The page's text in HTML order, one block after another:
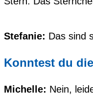
Stefanie: Das sind
Konntest du
Michelle: Nein,